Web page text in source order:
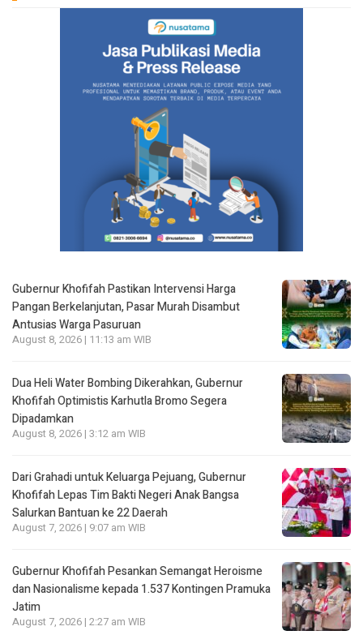
Gubernur Khofifah Pastikan Intervensi Harga
Pangan Berkelanjutan, Pasar Murah Disambut
Antusias Warga Pasuruan
August 8, 2026 | 11:13 am WIB
Dua Heli Water Bombing Dikerahkan, Gubernur
Khofifah Optimistis Karhutla Bromo Segera
Dipadamkan
August 8, 2026 | 3:12 am WIB
Dari Grahadi untuk Keluarga Pejuang, Gubernur
Khofifah Lepas Tim Bakti Negeri Anak Bangsa
Salurkan Bantuan ke 22 Daerah
August 7, 2026 | 9:07 am WIB
Gubernur Khofifah Pesankan Semangat Heroisme
dan Nasionalisme kepada 1.537 Kontingen Pramuka
Jatim
August 7, 2026 | 2:27 am WIB